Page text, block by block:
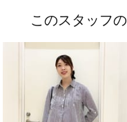
このスタッフ